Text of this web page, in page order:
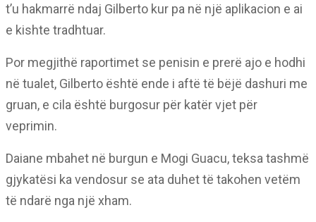
t’u hakmarrë ndaj Gilberto kur pa në një aplikacion e ai
e kishte tradhtuar.
Por megjithë raportimet se penisin e prerë ajo e hodhi
në tualet, Gilberto është ende i aftë të bëjë dashuri me
gruan, e cila është burgosur për katër vjet për
veprimin.
Daiane mbahet në burgun e Mogi Guacu, teksa tashmë
gjykatësi ka vendosur se ata duhet të takohen vetëm
të ndarë nga një xham.